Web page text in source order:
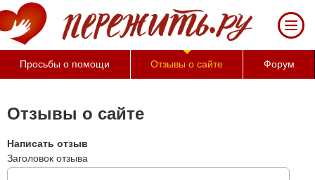
За 50 минут Вы можете
оценить тяжесть
своего состояния и его
психологические
причины (бесплатно)
Просьбы о помощи Отзывы о сайте Форум
Отзывы о сайте
Написать отзыв
Заголовок отзыва